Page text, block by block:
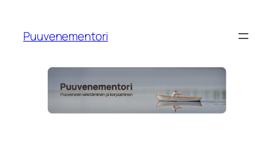
Puuvenementori